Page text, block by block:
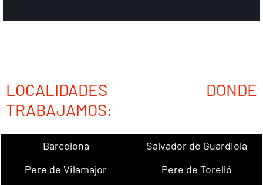
LOCALIDADES DONDE
TRABAJAMOS:
Barcelona
Salvador de Guardiola
Pere de Vilamajor
Pere de Torelló